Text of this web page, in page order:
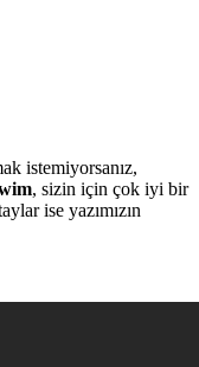
istemiyorsanız,
, sizin için çok iyi bir
ise yazımızın